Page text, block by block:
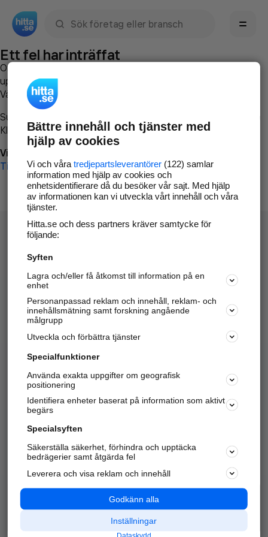
Ett fel har inträffat
Om du vill kan du
uppstod så att vi lättare och snabbare kan avhjälpa det.
Vänligen försök med följande:
Surfa till
Klicka påTillbaka-knappen i webbläsaren och försök igen
Vi beklagar besväret!
Till startsidan
Hitta.se - Gratis nummerupplysning.
Sök företag, personer och platser.
Hitta telefonnummer, adresser, företagsinfo mm.
Marknadsför företaget
Kom igång och annonsera mot
samarbetspartners nära dig.
Alla kategorier
Populära sökningar
API & Kartor
Annonsera
Integritet
Nödnummer
Bättre innehåll och tjänster med
hjälp av cookies
Vi och våra tredjepartsleverantörer(122) samlar
information med hjälp av cookies och
enhetsidentifierare då du besöker vår sajt. Med hjälp
av informationen kan vi utveckla vårt innehåll och våra
tjänster.
Hitta.se och dess partners kräver samtycke för
följande:
Syften
Lagra och/eller få åtkomst till information på en
enhet
Personanpassad reklam och innehåll, reklam- och
innehållsmätning samt forskning angående
målgrupp
Utveckla och förbättra tjänster
Specialfunktioner
Använda exakta uppgifter om geografisk
positionering
Identifiera enheter baserat på information som aktivt
begärs
Specialsyften
Säkerställa säkerhet, förhindra och upptäcka
bedrägerier samt åtgärda fel
Leverera och visa reklam och innehåll
Godkänn alla
Inställningar
Dataskydd